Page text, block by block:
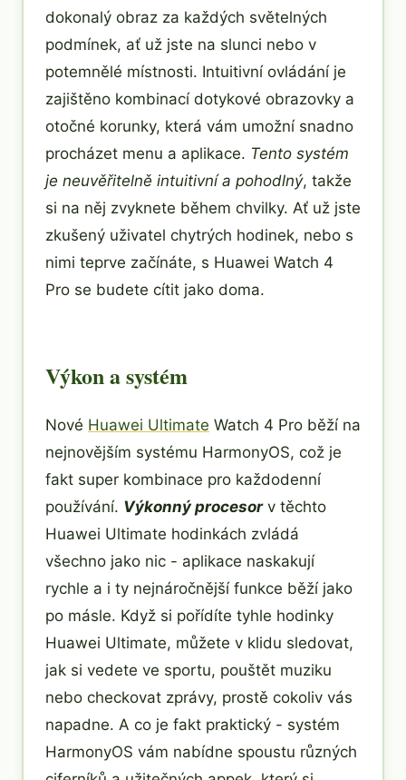
dokonalý obraz za každých světelných
podmínek, ať už jste na slunci nebo v
potemnělé místnosti. Intuitivní ovládání je
zajištěno kombinací dotykové obrazovky a
otočné korunky, která vám umožní snadno
procházet menu a aplikace. Tento systém
je neuvěřitelně intuitivní a pohodlný, takže
si na něj zvyknete během chvilky. Ať už jste
zkušený uživatel chytrých hodinek, nebo s
nimi teprve začínáte, s Huawei Watch 4
Pro se budete cítit jako doma.
Výkon a systém
Nové Huawei Ultimate Watch 4 Pro běží na
nejnovějším systému HarmonyOS, což je
fakt super kombinace pro každodenní
používání. Výkonný procesorv těchto
Huawei Ultimate hodinkách zvládá
všechno jako nic - aplikace naskakují
rychle a i ty nejnáročnější funkce běží jako
po másle. Když si pořídíte tyhle hodinky
Huawei Ultimate, můžete v klidu sledovat,
jak si vedete ve sportu, pouštět muziku
nebo checkovat zprávy, prostě cokoliv vás
napadne. A co je fakt praktický - systém
HarmonyOS vám nabídne spoustu různých